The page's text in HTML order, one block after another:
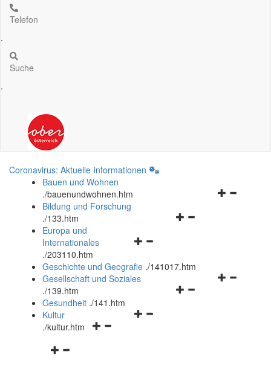
Telefon
.
Suche
.
Coronavirus: Aktuelle Informationen
Bauen und Wohnen
./bauenundwohnen.htm
Navigationsmenü
Bildung und Forschung
./133.htm
Navigationsmenü
und
schließen
Europa und
Internationales
./203110.htm
Geschichte und Geografie ./141017.htm
Navigationsmenü
Gesellschaft und Soziales
./139.htm
Navigationsmenü
Gesundheit ./141.htm
Navigationsmenü
Kultur
./kultur.htm
Navigationsmenü